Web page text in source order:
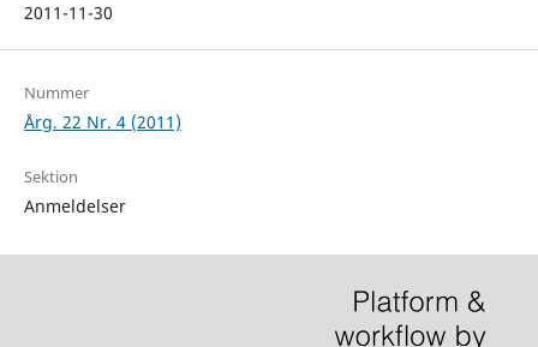
2011-11-30
Nummer
Årg. 22 Nr. 4 (2011)
Sektion
Anmeldelser